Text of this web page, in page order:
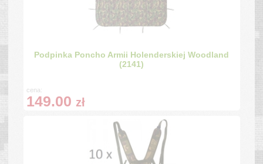
Podpinka Poncho Armii Holenderskiej Woodland
(2141)
cena:
149.00 zł